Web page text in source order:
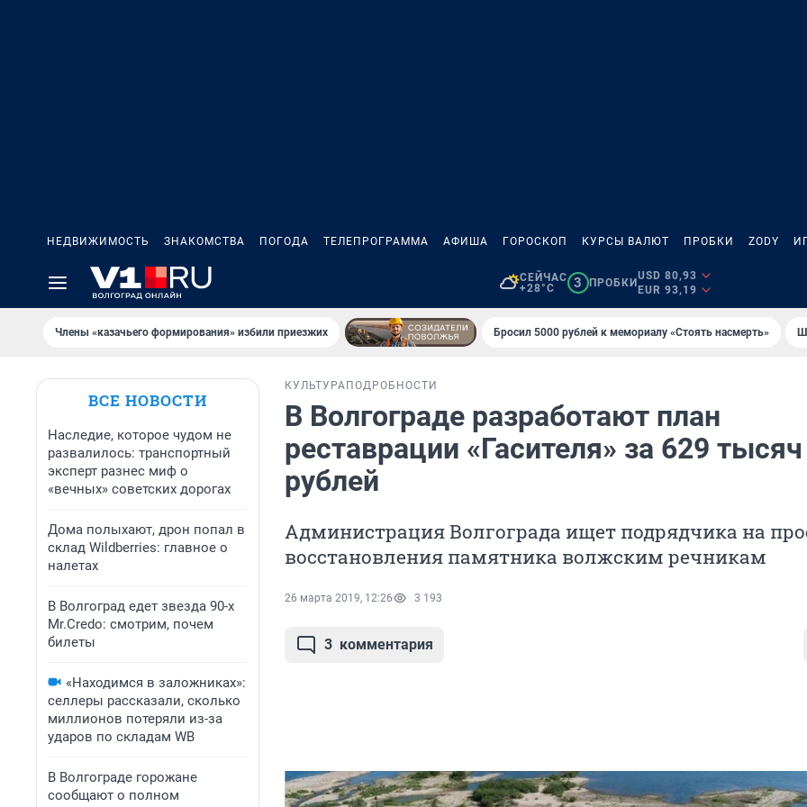
НЕДВИЖИМОСТЬ ЗНАКОМСТВА ПОГОДА ТЕЛЕПРОГРАММА АФИША ГОРОСКОП КУРСЫ ВАЛЮТ ПРОБКИ ZODY
СЕЙЧАС
+28°C
3 ПРОБКИ
USD 80,93
EUR 93,19
Члены «казачьего формирования» избили приезжих Бросил 5000 рублей к мемориалу «Стоять насмерть»
ВСЕ НОВОСТИ
Наследие, которое чудом не
развалилось: транспортный
эксперт разнес миф о
«вечных» советских дорогах
Дома полыхают, дрон попал в
склад Wildberries: главное о
налетах
В Волгоград едет звезда 90-х
Mr.Credo: смотрим, почем
билеты
«Находимся в заложниках»:
селлеры рассказали, сколько
миллионов потеряли из-за
ударов по складам WB
В Волгограде горожане
сообщают о полном
КУЛЬТУРА ПОДРОБНОСТИ
В Волгограде разработают план
реставрации «Гасителя» за 629 тысяч
рублей
Администрация Волгограда ищет подрядчика на
восстановления памятника волжским речникам
26 марта 2019, 12:26 3 193
3 комментария